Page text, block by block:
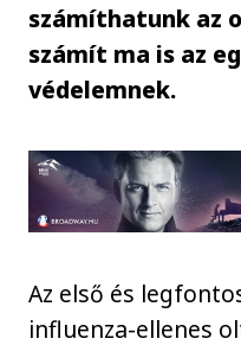
számíthatunk az
számít ma is az
védelemnek.
Az első és
influenza-ellenes